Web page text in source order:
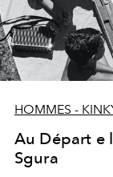
HOMMES -
Au Départ e
Sgura